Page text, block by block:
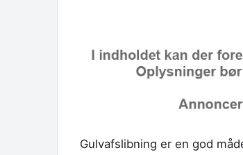
Gulvafslibning er en god